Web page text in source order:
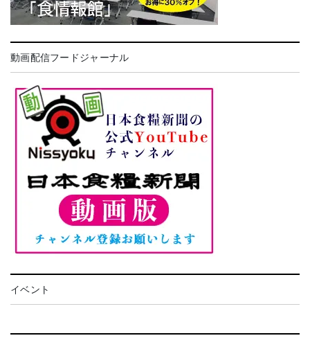
動画配信フードジャーナル
イベント